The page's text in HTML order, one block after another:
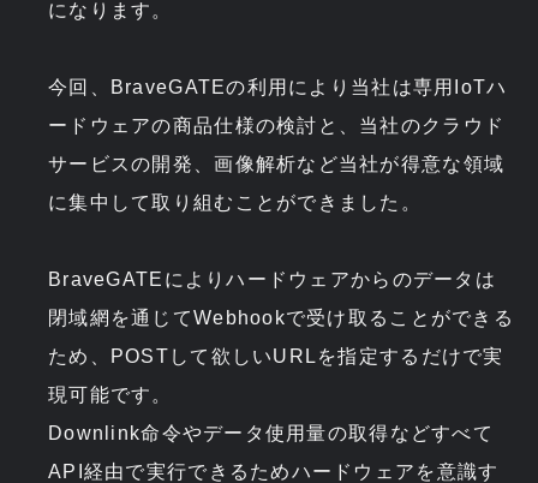
になります。
今回、BraveGATEの利用により当社は専用IoTハ
ードウェアの商品仕様の検討と、当社のクラウド
サービスの開発、画像解析など当社が得意な領域
に集中して取り組むことができました。
BraveGATEによりハードウェアからのデータは
閉域網を通じてWebhookで受け取ることができる
ため、POSTして欲しいURLを指定するだけで実
現可能です。
Downlink命令やデータ使用量の取得などすべて
API経由で実行できるためハードウェアを意識す